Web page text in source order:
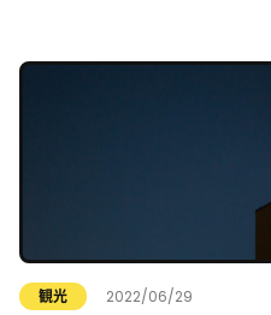
観光 2022/06/29